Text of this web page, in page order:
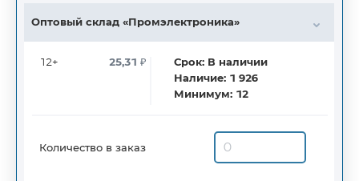
Оптовый склад «Промэлектроника»
12+ 25,31₽ Срок: В наличии
Наличие: 1 926
Минимум: 12
Количество в заказ